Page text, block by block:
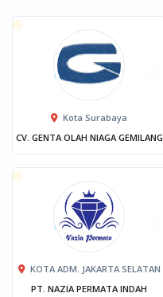
Kota Surabaya
CV. GENTA OLAH NIAGA GEMILANG
KOTA ADM. JAKARTA SELATAN
PT. NAZIA PERMATA INDAH